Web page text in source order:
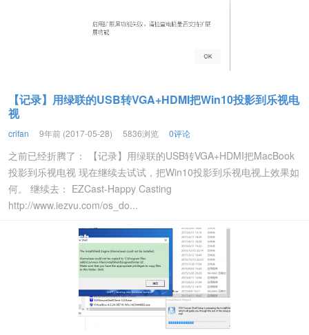
【记录】用绿联的USB转VGA+HDMI把Win10投影到乐视电
视
crifan 9年前 (2017-05-28) 5836浏览 0评论
之前已经折腾了： 【记录】用绿联的USB转VGA+HDMI把MacBook
投影到乐视电视 现在继续去试试，把Win10投影到乐视电视上效果如
何。 继续去： EZCast-Happy Casting
http://www.iezvu.com/os_do...